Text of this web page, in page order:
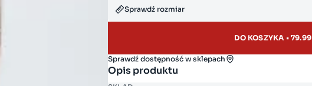
Sprawdź rozmiar
DO KOSZYKA •
Sprawdź dostępność w sklepach
Opis produktu